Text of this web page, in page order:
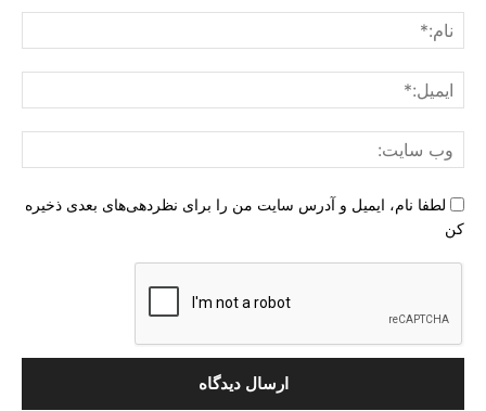
لطفا نام، ایمیل و آدرس سایت من را برای نظردهی‌های بعدی ذخیره
کن